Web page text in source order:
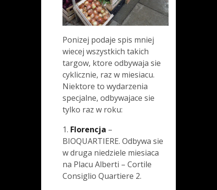
Ponizej podaje spis mniej
wiecej wszystkich takich
targow, ktore odbywaja sie
cyklicznie, raz w miesiacu.
Niektore to wydarzenia
specjalne, odbywajace sie
tylko raz w roku:
1. Florencja –
BIOQUARTIERE. Odbywa sie
w druga niedziele miesiaca
na Placu Alberti – Cortile
Consiglio Quartiere 2.